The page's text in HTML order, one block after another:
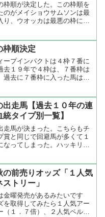
枠順が決定した。この枠順を
のがメイショウサムソンは最
り、ウオッカは最悪の枠に入
を取ることが出来ない。だか
らの競馬になる...
枠順決定
ープインパクトは４枠７番に
去１９年で４枠は、７番枠は
過去に７番枠に入った馬はビ
が連対したのは７枠、８枠だ
、気にすることは...
出走馬【過去１０年の連
タイプ別一覧】
走馬が決まった。こちらもチ
賞と同じで回避馬が多くて１
なってしまった。ハッキリ言
ったアントニオバローズ、Ｇ
ウンワンダー、...
の前売りオッズ「１人気
トリー」
金曜発売があるみたいです
を取得してみたら１人気アー
（１．７倍）、２人気ペルー